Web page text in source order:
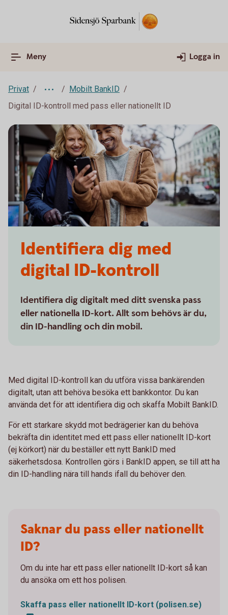
Meny Logga in
Privat
Mobilt BankID
Digital ID-kontroll med pass eller nationellt ID
Identifiera dig med
digital ID-kontroll
Identifiera dig digitalt med ditt svenska pass
eller nationella ID-kort. Allt som behövs är du,
din ID-handling och din mobil.
Med digital ID-kontroll kan du utföra vissa bankärenden
digitalt, utan att behöva besöka ett bankkontor. Du kan
använda det för att identifiera dig och skaffa Mobilt BankID.
För ett starkare skydd mot bedrägerier kan du behöva
bekräfta din identitet med ett pass eller nationellt ID-kort
(ej körkort) när du beställer ett nytt BankID med
säkerhetsdosa. Kontrollen görs i BankID appen, se till att ha
din ID-handling nära till hands ifall du behöver den.
Saknar du pass eller nationellt
ID?
Om du inte har ett pass eller nationellt ID-kort så kan
du ansöka om ett hos polisen.
Skaffa pass eller nationellt ID-kort (polisen.se)